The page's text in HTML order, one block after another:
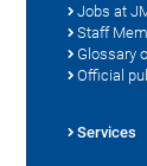
Jobs at
Staff
Glossary
Official
Services